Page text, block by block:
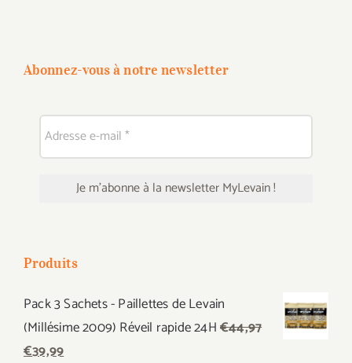
Abonnez-vous à notre newsletter
Produits
Pack 3 Sachets - Paillettes de Levain
(Millésime 2009) Réveil rapide 24H€44,97
Le
€39,99Le